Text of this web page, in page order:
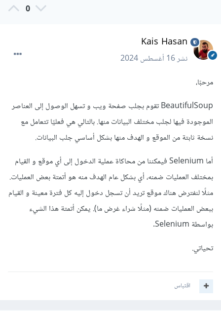
0
Kais Hasan
نشر16 أغسطس 2024
مرحبًا،
BeautifulSoup تقوم بجلب صفحة ويب و تسهل الوصول إلى العناصر
الموجودة فيها لجلب مختلف البيانات منها. بالتالي هي فعليًا تتعامل مع
نسخة ثابتة من الموقع و الهدف منها بشكل أساسي جلب البيانات.
أما Selenium فيمكننا من محاكاة عملية الدخول إلى أي موقع و القيام
بمختلف العمليات ضمنه، أي بشكل عام الهدف منه هو أتمتة بعض العمليات.
مثلًا لنفترض هناك موقع تريد أن تسجل دخول إليه كل فترة معينة و القيام
ببعض العمليات ضمنه (مثلًا شراء غرض ما). يمكن أتمتة هذا الشيء
بواسطة Selenium.
تحياتي.
اقتباس